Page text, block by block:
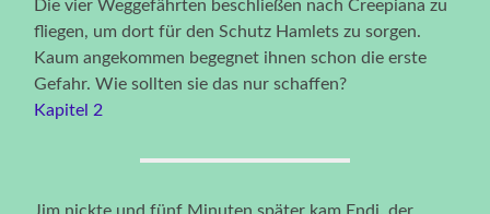
Die vier Weggefährten beschließen nach Creepiana zu
fliegen, um dort für den Schutz Hamlets zu sorgen.
Kaum angekommen begegnet ihnen schon die erste
Gefahr. Wie sollten sie das nur schaffen?
Kapitel 2
Jim nickte und fünf Minuten später kam Endi, der